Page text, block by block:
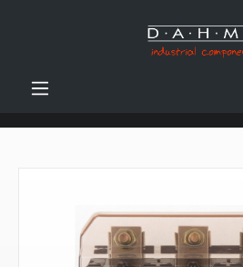
Zum Hauptinhalt springen
Bildergalerie überspringen